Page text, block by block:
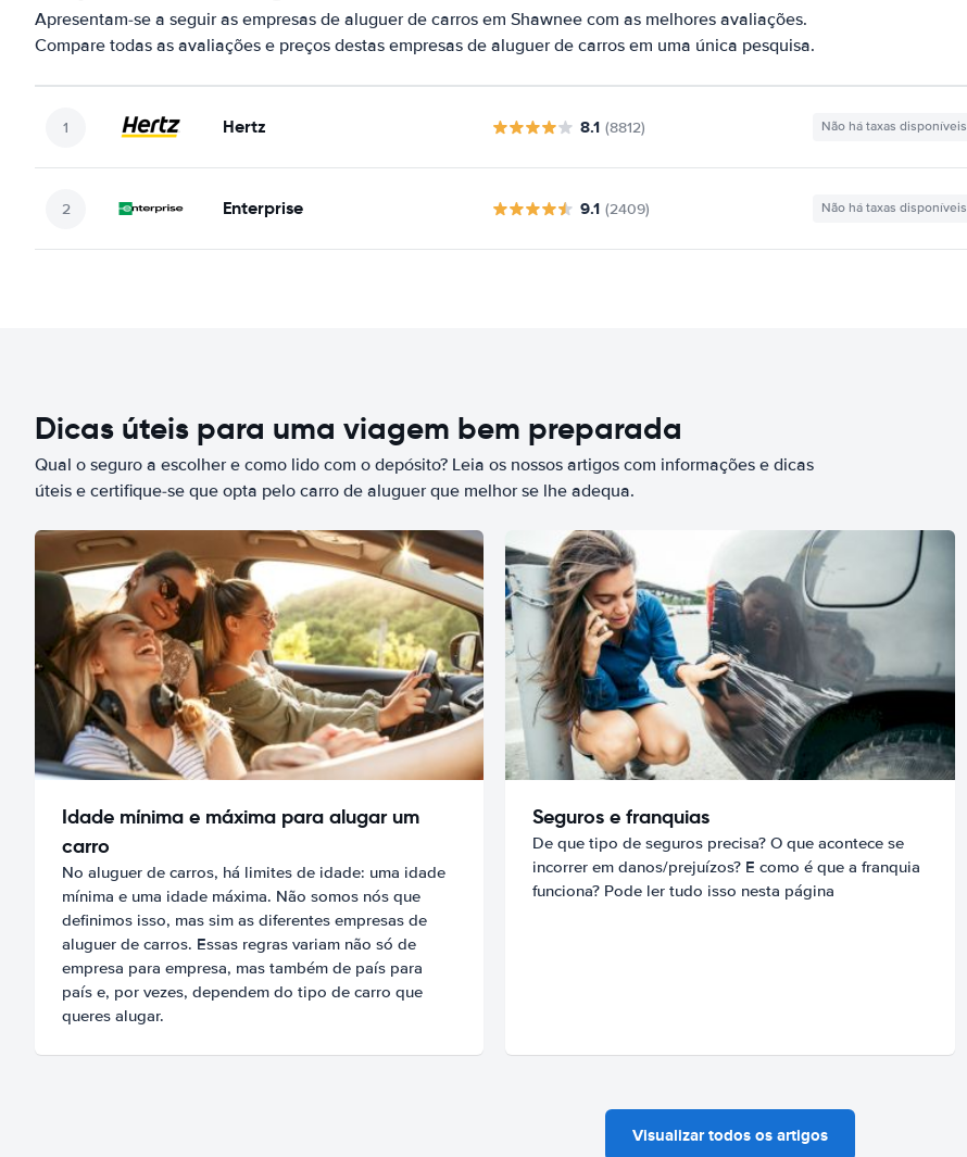
Apresentam-se a seguir as empresas de aluguer de carros em Shawnee com as melhores avaliações.
Compare todas as avaliações e preços destas empresas de aluguer de carros em uma única pesquisa.
Hertz 8.1 (8812) Não há taxas disponíveis
Enterprise 9.1 (2409) Não há taxas disponíveis
Dicas úteis para uma viagem bem preparada
Qual o seguro a escolher e como lido com o depósito? Leia os nossos artigos com informações e dicas
úteis e certifique-se que opta pelo carro de aluguer que melhor se lhe adequa.
Idade mínima e máxima para alugar um
carro
No aluguer de carros, há limites de idade: uma idade
mínima e uma idade máxima. Não somos nós que
definimos isso, mas sim as diferentes empresas de
aluguer de carros. Essas regras variam não só de
empresa para empresa, mas também de país para
país e, por vezes, dependem do tipo de carro que
queres alugar.
Seguros e franquias
De que tipo de seguros precisa? O que acontece se
incorrer em danos/prejuízos? E como é que a franquia
funciona? Pode ler tudo isso nesta página
Visualizar todos os artigos